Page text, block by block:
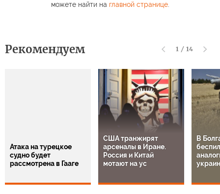
можете найти на главной странице.
Рекомендуем 1 / 14
Атака на турецкое
судно будет
рассмотрена в Гааге
США транжирят
арсеналы в Иране.
Россия и Китай
мотают на ус
В